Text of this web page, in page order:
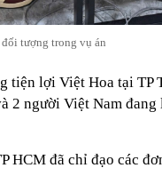
đối tượng trong vụ án
tiện lợi Việt Hoa tại TP
2 người Việt Nam
HCM đã chỉ đạo các